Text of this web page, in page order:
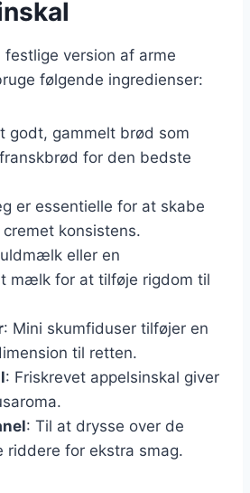
festlige version af arme
følgende ingredienser:
godt, gammelt brød som
for den bedste
er essentielle for at skabe
konsistens.
eller en
mælk for at tilføje rigdom til
: Mini skumfiduser tilføjer en
til retten.
: Friskrevet appelsinskal giver
: Til at drysse over de
for ekstra smag.